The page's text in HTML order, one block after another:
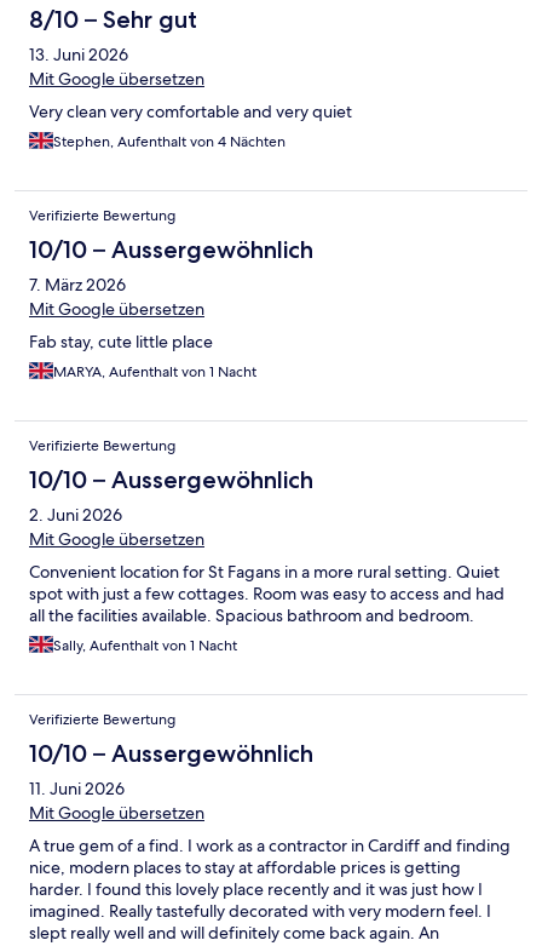
8/10 – Sehr gut
13. Juni 2026
Mit Google übersetzen
Very clean very comfortable and very quiet
Stephen, Aufenthalt von 4 Nächten
Verifizierte Bewertung
10/10 – Aussergewöhnlich
7. März 2026
Mit Google übersetzen
Fab stay, cute little place
MARYA, Aufenthalt von 1 Nacht
Verifizierte Bewertung
10/10 – Aussergewöhnlich
2. Juni 2026
Mit Google übersetzen
Convenient location for St Fagans in a more rural setting. Quiet
spot with just a few cottages. Room was easy to access and had
all the facilities available. Spacious bathroom and bedroom.
Sally, Aufenthalt von 1 Nacht
Verifizierte Bewertung
10/10 – Aussergewöhnlich
11. Juni 2026
Mit Google übersetzen
A true gem of a find. I work as a contractor in Cardiff and finding
nice, modern places to stay at affordable prices is getting
harder. I found this lovely place recently and it was just how I
imagined. Really tastefully decorated with very modern feel. I
slept really well and will definitely come back again. An